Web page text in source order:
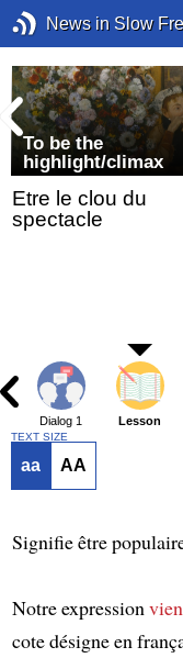
News in Slow
To be the
highlight/climax
Etre le clou du
spectacle
Dialog 1 Lesson
TEXT SIZE
aa AA
Signifie être
Notre expression
cote désigne en